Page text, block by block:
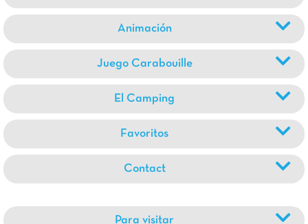
Animación
Juego Carabouille
El Camping
Favoritos
Contact
Para visitar